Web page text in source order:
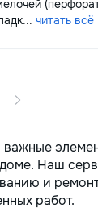
читать всё
Наш
и
работ.